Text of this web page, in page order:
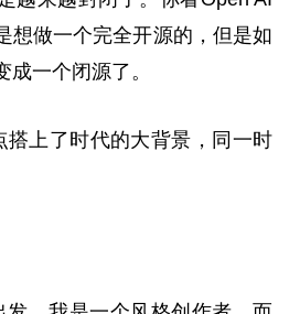
想做一个完全开源的，但是如
一个闭源了。
搭上了时代的大背景，同一时